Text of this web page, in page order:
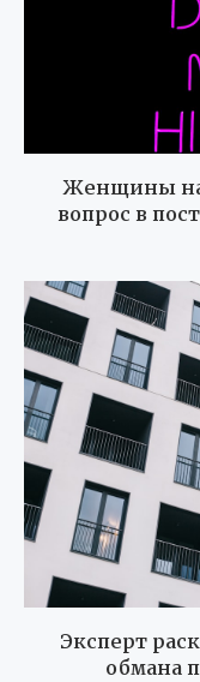
Женщины
вопрос в
Эксперт
обмана